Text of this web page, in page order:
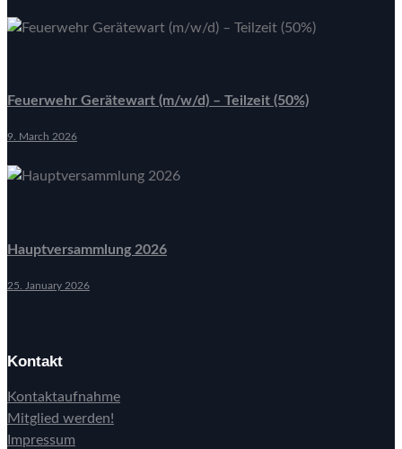
Feuerwehr Gerätewart (m/w/d) – Teilzeit (50%)
9. March 2026
Hauptversammlung 2026
25. January 2026
Kontakt
Kontaktaufnahme
Mitglied werden!
Impressum